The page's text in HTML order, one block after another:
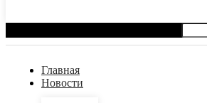
Главная
Новости